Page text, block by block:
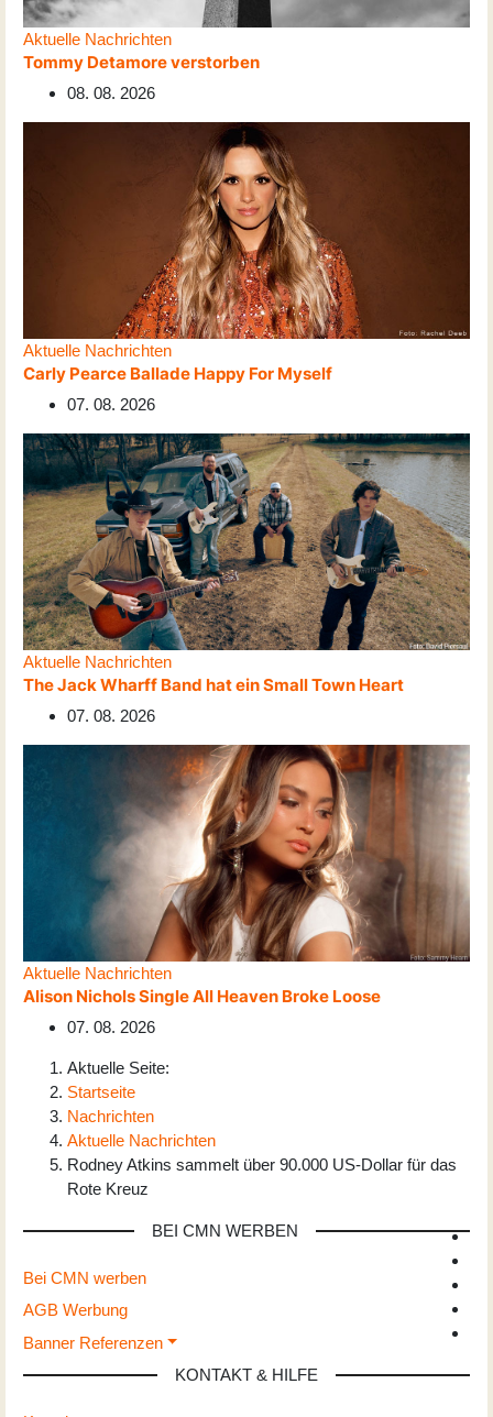
Aktuelle Nachrichten
Tommy Detamore verstorben
08. 08. 2026
Aktuelle Nachrichten
Carly Pearce Ballade Happy For Myself
07. 08. 2026
Aktuelle Nachrichten
The Jack Wharff Band hat ein Small Town Heart
07. 08. 2026
Aktuelle Nachrichten
Alison Nichols Single All Heaven Broke Loose
07. 08. 2026
Aktuelle Seite:
Startseite
Nachrichten
Aktuelle Nachrichten
Rodney Atkins sammelt über 90.000 US-Dollar für das
Rote Kreuz
BEI CMN WERBEN
Bei CMN werben
AGB Werbung
Banner Referenzen
KONTAKT & HILFE